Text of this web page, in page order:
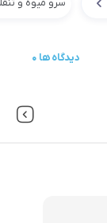
0 دیدگاه ها